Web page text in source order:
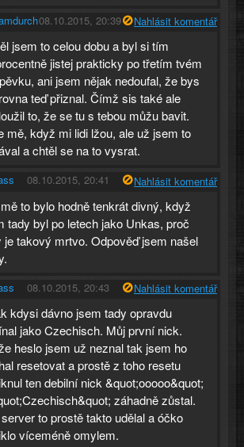
08.10.2015, 20:39 Nahlásit komentář
jsem to celou dobu a byl si tím
jistej prakticky po třetím tvém
ani jsem nějak nedoufal, že bys
teď přiznal. Čímž sis také ale
to, že se tu s tebou můžu bavit.
mě, když mi lidi lžou, ale už jsem to
a chtěl se na to vysrat.
08.10.2015, 20:41 Nahlásit komentář
to bylo hodně tenkrát divný, když
tady byl po letech jako Unkas, proč
je takový mrtvo. Odpověď jsem našel
08.10.2015, 20:43 Nahlásit komentář
kdysi dávno jsem tady opravdu
jako Czechisch. Můj první nick.
heslo jsem už neznal tak jsem ho
resetovat a prostě z toho resetu
ten debilní nick &quot;ooooo&quot;
záhadně zůstal.
to prostě takto udělal a óčko
víceméně omylem.